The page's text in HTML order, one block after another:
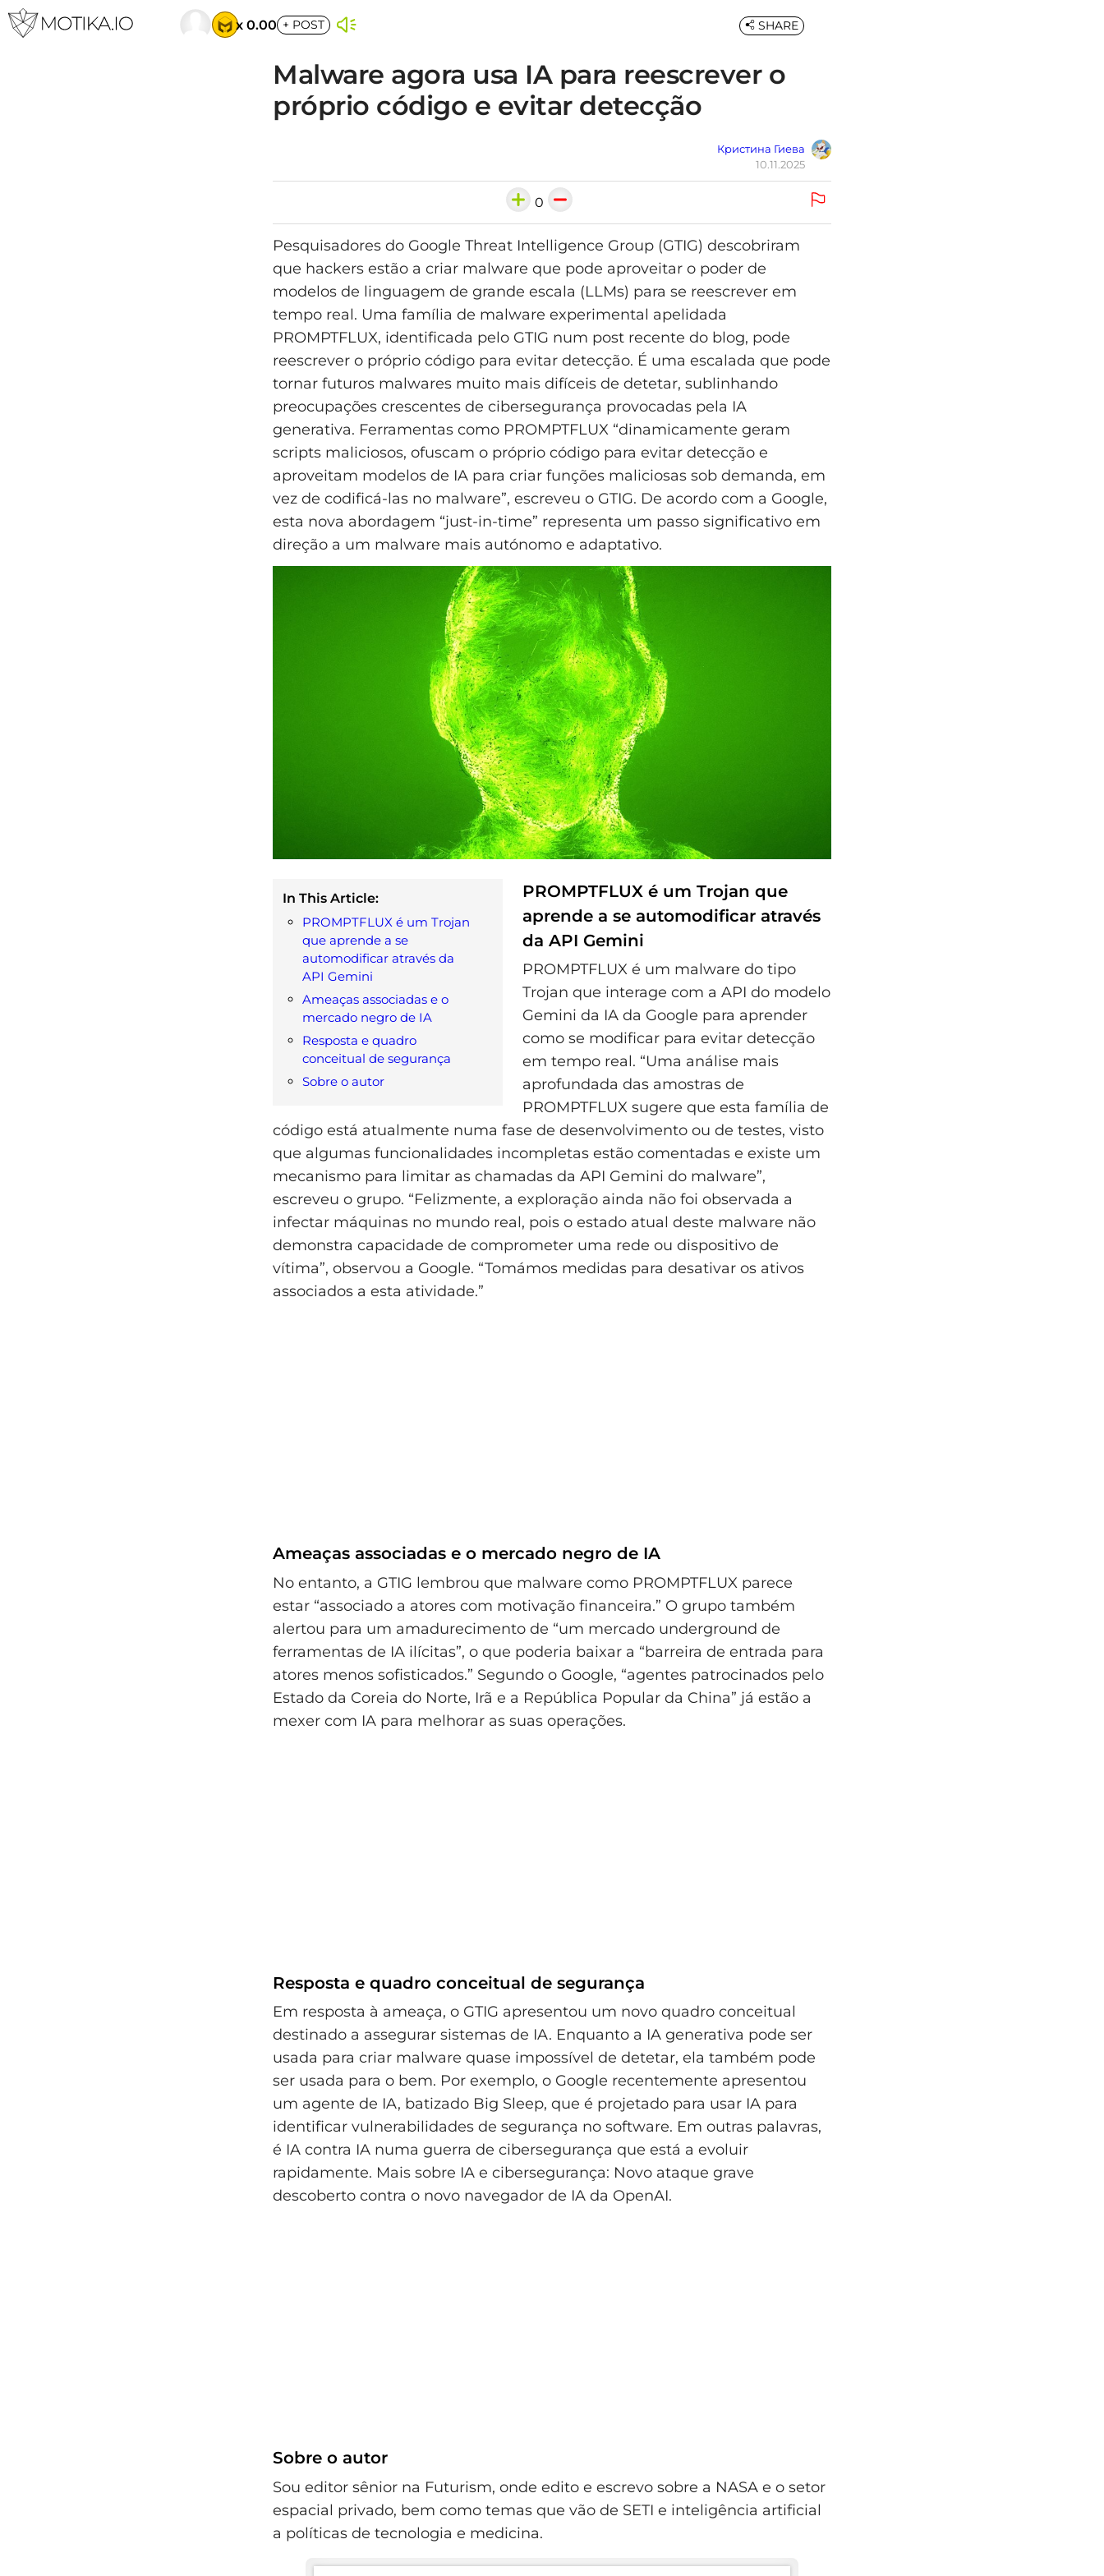
x 0.00 + POST
Malware agora usa IA para reescrever o
próprio código e evitar detecção
Кристина Гиева
10.11.2025
SHARE
0
Pesquisadores do Google Threat Intelligence Group (GTIG) descobriram
que hackers estão a criar malware que pode aproveitar o poder de
modelos de linguagem de grande escala (LLMs) para se reescrever em
tempo real. Uma família de malware experimental apelidada
PROMPTFLUX, identificada pelo GTIG num post recente do blog, pode
reescrever o próprio código para evitar detecção. É uma escalada que pode
tornar futuros malwares muito mais difíceis de detetar, sublinhando
preocupações crescentes de cibersegurança provocadas pela IA
generativa. Ferramentas como PROMPTFLUX “dinamicamente geram
scripts maliciosos, ofuscam o próprio código para evitar detecção e
aproveitam modelos de IA para criar funções maliciosas sob demanda, em
vez de codificá-las no malware”, escreveu o GTIG. De acordo com a Google,
esta nova abordagem “just-in-time” representa um passo significativo em
direção a um malware mais autónomo e adaptativo.
In This Article:
PROMPTFLUX é um Trojan
que aprende a se
automodificar através da
API Gemini
Ameaças associadas e o
mercado negro de IA
Resposta e quadro
conceitual de segurança
Sobre o autor
PROMPTFLUX é um Trojan que
aprende a se automodificar através
da API Gemini
PROMPTFLUX é um malware do tipo
Trojan que interage com a API do modelo
Gemini da IA da Google para aprender
como se modificar para evitar detecção
em tempo real. “Uma análise mais
aprofundada das amostras de
PROMPTFLUX sugere que esta família de
código está atualmente numa fase de desenvolvimento ou de testes, visto
que algumas funcionalidades incompletas estão comentadas e existe um
mecanismo para limitar as chamadas da API Gemini do malware”,
escreveu o grupo. “Felizmente, a exploração ainda não foi observada a
infectar máquinas no mundo real, pois o estado atual deste malware não
demonstra capacidade de comprometer uma rede ou dispositivo de
vítima”, observou a Google. “Tomámos medidas para desativar os ativos
associados a esta atividade.”
Ameaças associadas e o mercado negro de IA
No entanto, a GTIG lembrou que malware como PROMPTFLUX parece
estar “associado a atores com motivação financeira.” O grupo também
alertou para um amadurecimento de “um mercado underground de
ferramentas de IA ilícitas”, o que poderia baixar a “barreira de entrada para
atores menos sofisticados.” Segundo o Google, “agentes patrocinados pelo
Estado da Coreia do Norte, Irã e a República Popular da China” já estão a
mexer com IA para melhorar as suas operações.
Resposta e quadro conceitual de segurança
Em resposta à ameaça, o GTIG apresentou um novo quadro conceitual
destinado a assegurar sistemas de IA. Enquanto a IA generativa pode ser
usada para criar malware quase impossível de detetar, ela também pode
ser usada para o bem. Por exemplo, o Google recentemente apresentou
um agente de IA, batizado Big Sleep, que é projetado para usar IA para
identificar vulnerabilidades de segurança no software. Em outras palavras,
é IA contra IA numa guerra de cibersegurança que está a evoluir
rapidamente. Mais sobre IA e cibersegurança: Novo ataque grave
descoberto contra o novo navegador de IA da OpenAI.
Sobre o autor
Sou editor sênior na Futurism, onde edito e escrevo sobre a NASA e o setor
espacial privado, bem como temas que vão de SETI e inteligência artificial
a políticas de tecnologia e medicina.